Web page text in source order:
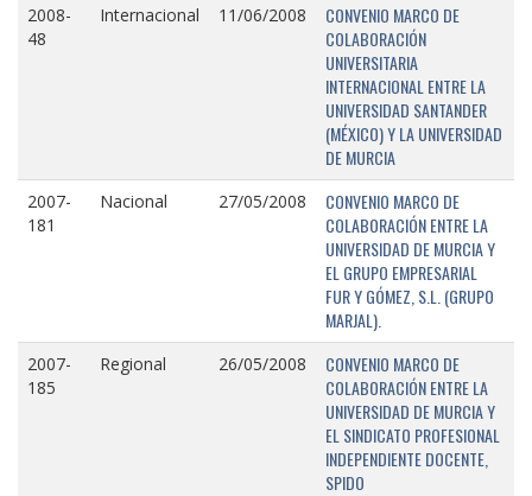
2008-
48
Internacional 11/06/2008
CONVENIO MARCO DE
COLABORACIÓN
UNIVERSITARIA
INTERNACIONAL ENTRE LA
UNIVERSIDAD SANTANDER
(MÉXICO) Y LA UNIVERSIDAD
DE MURCIA
2007-
181
Nacional 27/05/2008
CONVENIO MARCO DE
COLABORACIÓN ENTRE LA
UNIVERSIDAD DE MURCIA Y
EL GRUPO EMPRESARIAL
FUR Y GÓMEZ, S.L. (GRUPO
MARJAL).
2007-
185
Regional 26/05/2008
CONVENIO MARCO DE
COLABORACIÓN ENTRE LA
UNIVERSIDAD DE MURCIA Y
EL SINDICATO PROFESIONAL
INDEPENDIENTE DOCENTE,
SPIDO